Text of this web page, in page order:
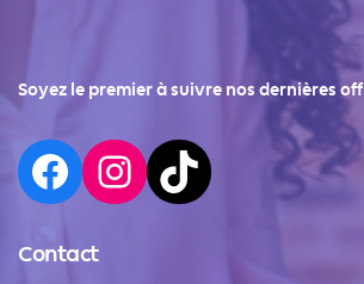
Soyez le premier à suivre nos dernières
Contact